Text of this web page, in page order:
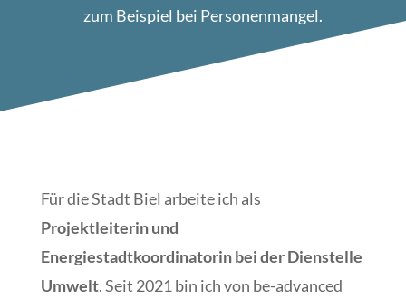
zum Beispiel bei Personenmangel.
Für die Stadt Biel arbeite ich als
Projektleiterin und
Energiestadtkoordinatorin bei der Dienstelle
Umwelt. Seit 2021 bin ich von be-advanced